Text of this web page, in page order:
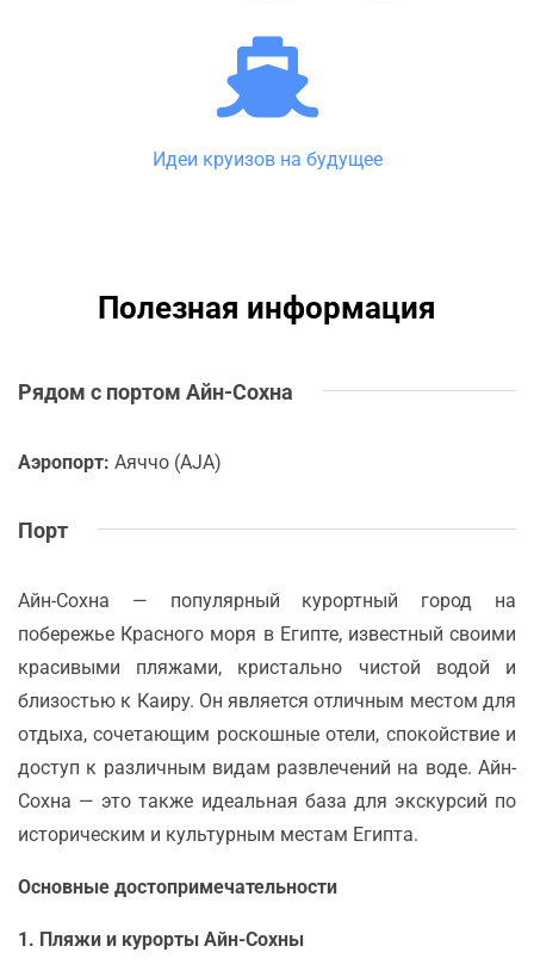
Идеи круизов на будущее
Полезная информация
Рядом с портом Айн-Сохна
Аэропорт: Аяччо (AJA)
Порт
Айн-Сохна — популярный курортный город на
побережье Красного моря в Египте, известный своими
красивыми пляжами, кристально чистой водой и
близостью к Каиру. Он является отличным местом для
отдыха, сочетающим роскошные отели, спокойствие и
доступ к различным видам развлечений на воде. Айн-
Сохна — это также идеальная база для экскурсий по
историческим и культурным местам Египта.
Основные достопримечательности
1. Пляжи и курорты Айн-Сохны